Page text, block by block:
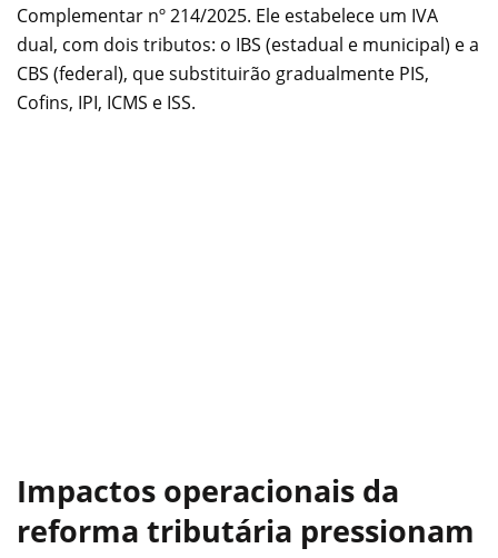
Complementar nº 214/2025. Ele estabelece um IVA
dual, com dois tributos: o IBS (estadual e municipal) e a
CBS (federal), que substituirão gradualmente PIS,
Cofins, IPI, ICMS e ISS.
Impactos operacionais da
reforma tributária pressionam